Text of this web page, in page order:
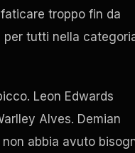
troppo fin da
per tutti nella
Leon Edwards
Alves. Demian
abbia avuto